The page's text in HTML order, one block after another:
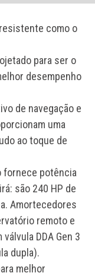
como o
para ser o
desempenho
de navegação e
uma
ao toque de
fornece potência
são 240 HP de
Amortecedores
remoto e
DDA Gen 3
dupla).
melhor